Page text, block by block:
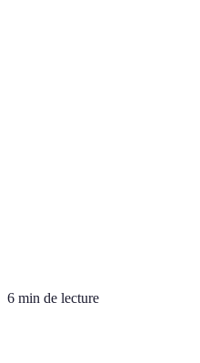
6 min de lecture